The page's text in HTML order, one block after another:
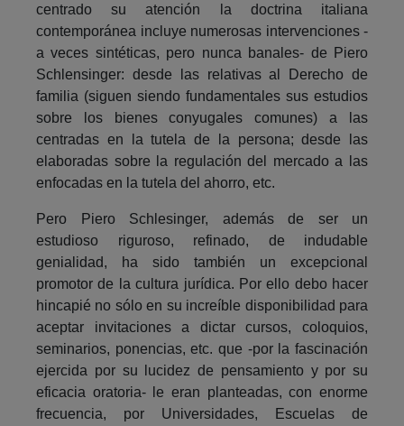
centrado su atención la doctrina italiana
contemporánea incluye numerosas intervenciones -
a veces sintéticas, pero nunca banales- de Piero
Schlensinger: desde las relativas al Derecho de
familia (siguen siendo fundamentales sus estudios
sobre los bienes conyugales comunes) a las
centradas en la tutela de la persona; desde las
elaboradas sobre la regulación del mercado a las
enfocadas en la tutela del ahorro, etc.
Pero Piero Schlesinger, además de ser un
estudioso riguroso, refinado, de indudable
genialidad, ha sido también un excepcional
promotor de la cultura jurídica. Por ello debo hacer
hincapié no sólo en su increíble disponibilidad para
aceptar invitaciones a dictar cursos, coloquios,
seminarios, ponencias, etc. que -por la fascinación
ejercida por su lucidez de pensamiento y por su
eficacia oratoria- le eran planteadas, con enorme
frecuencia, por Universidades, Escuelas de